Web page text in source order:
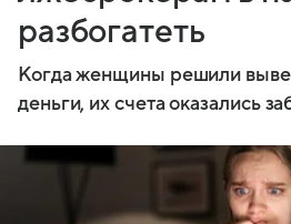
разбогатеть
Когда женщины решили
деньги, их счета оказались